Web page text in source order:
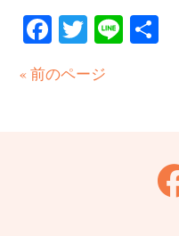
Facebook
Twitter
Line
« 前のページ